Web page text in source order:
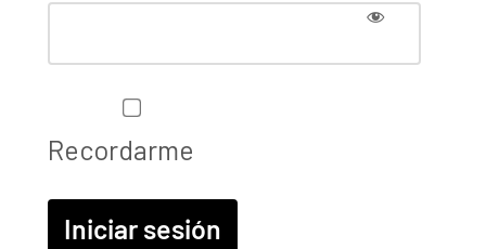
Recordarme